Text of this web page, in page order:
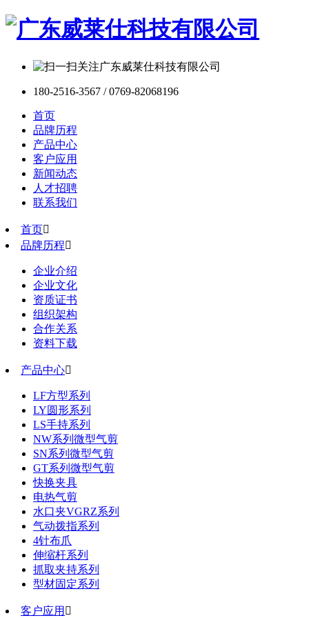
180-2516-3567 / 0769-82068196
首页
品牌历程
产品中心
客户应用
新闻动态
人才招聘
联系我们
首页
品牌历程
企业介绍
企业文化
资质证书
组织架构
合作关系
资料下载
产品中心
LF方型系列
LY圆形系列
LS手持系列
NW系列微型气剪
SN系列微型气剪
GT系列微型气剪
快换夹具
电热气剪
水口夹VGRZ系列
气动拨指系列
4针布爪
伸缩杆系列
抓取夹持系列
型材固定系列
客户应用 